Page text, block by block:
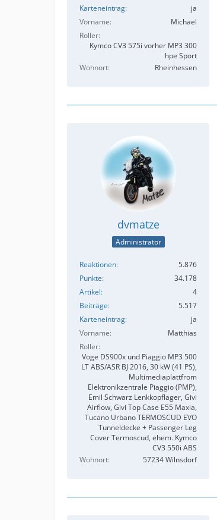
Karteneintrag
ja
Vorname
Michael
Roller
Kymco CV3 575i vorher MP3 300
hpe Sport
Wohnort
Rheinhessen
dvmatze
Administrator
Reaktionen
5.876
Punkte
34.178
Artikel
4
Beiträge
5.517
Karteneintrag
ja
Vorname
Matthias
Roller
Voge DS900x und Piaggio MP3 500
LT ABS/ASR BJ 2016, 30 kW (41 PS),
Multimediaplattfrom
Elektronikzentrale Piaggio (PMP),
Emil Schwarz Lenkkopflager, Givi
Airflow, Givi Top Case E55 Maxia,
Tucano Urbano TERMOSCUD EVO
Tunneldecke + Passenger Leg
Cover Termoscud, ehem. Kymco
CV3 550i ABS
Wohnort
57234 Wilnsdorf